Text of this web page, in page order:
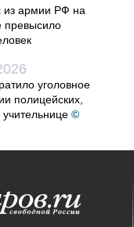
из армии РФ на
превысило
уголовное
полицейских,
©